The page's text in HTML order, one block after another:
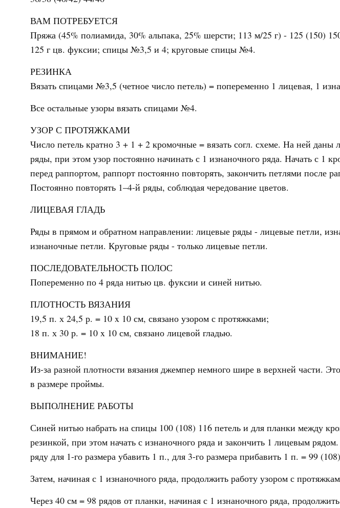
ВАМ ПОТРЕБУЕТСЯ
Пряжа (45% полиамида, 30% альпака, 25% шерсти; 113 м/25 г) - 125 (150)
125 г цв. фуксии; спицы №3,5 и 4; круговые спицы №4.
РЕЗИНКА
Вязать спицами №3,5 (четное число петель) = попеременно 1 лицевая, 1
Все остальные узоры вязать спицами №4.
УЗОР С ПРОТЯЖКАМИ
Число петель кратно 3 + 1 + 2 кромочные = вязать согл. схеме. На ней даны
ряды, при этом узор постоянно начинать с 1 изнаночного ряда. Начать с 1
перед раппортом, раппорт постоянно повторять, закончить петлями после
Постоянно повторять 1–4-й ряды, соблюдая чередование цветов.
ЛИЦЕВАЯ ГЛАДЬ
Ряды в прямом и обратном направлении: лицевые ряды - лицевые петли,
изнаночные петли. Круговые ряды - только лицевые петли.
ПОСЛЕДОВАТЕЛЬНОСТЬ ПОЛОС
Попеременно по 4 ряда нитью цв. фуксии и синей нитью.
ПЛОТНОСТЬ ВЯЗАНИЯ
19,5 п. х 24,5 р. = 10 x 10 см, связано узором с протяжками;
18 п. х 30 р. = 10 x 10 см, связано лицевой гладью.
ВНИМАНИЕ!
Из-за разной плотности вязания джемпер немного шире в верхней части.
в размере проймы.
ВЫПОЛНЕНИЕ РАБОТЫ
Синей нитью набрать на спицы 100 (108) 116 петель и для планки между
резинкой, при этом начать с изнаночного ряда и закончить 1 лицевым
ряду для 1-го размера убавить 1 п., для 3-го размера прибавить 1 п. = 99
Затем, начиная с 1 изнаночного ряда, продолжить работу узором с
Через 40 см = 98 рядов от планки, начиная с 1 изнаночного ряда,